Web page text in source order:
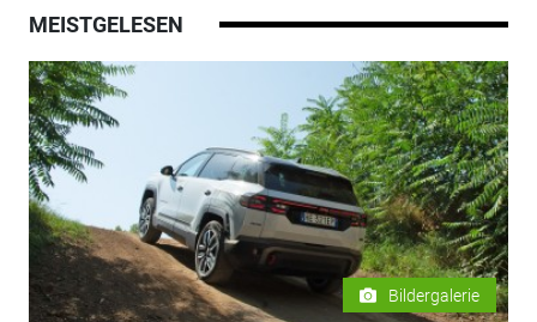
MEISTGELESEN
Bildergalerie